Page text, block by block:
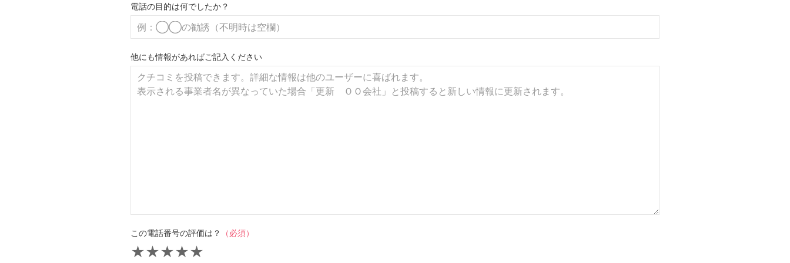
電話の目的は何でしたか？
他にも情報があればご記入ください
この電話番号の評価は？ （必須）
★
★
★
★
★